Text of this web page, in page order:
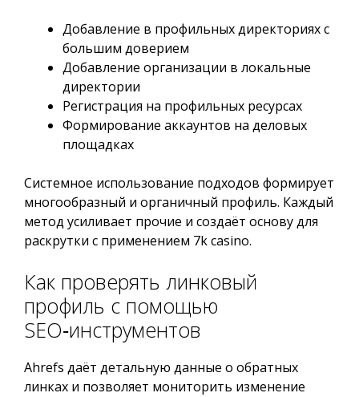
Добавление в профильных директориях с
большим доверием
Добавление организации в локальные
директории
Регистрация на профильных ресурсах
Формирование аккаунтов на деловых
площадках
Системное использование подходов формирует
многообразный и органичный профиль. Каждый
метод усиливает прочие и создаёт основу для
раскрутки с применением 7k casino.
Как проверять линковый
профиль с помощью
SEO‑инструментов
Ahrefs даёт детальную данные о обратных
линках и позволяет мониторить изменение